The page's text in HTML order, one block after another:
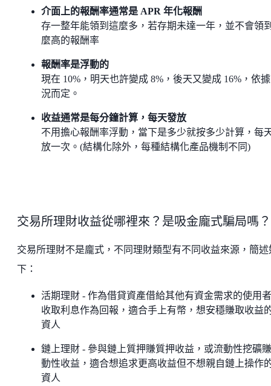
介面上的報酬率通常是 APR 年化報酬
存一整年能領到這麼多，若存期未達一年，並不會領
麼高的報酬率
報酬率是浮動的
現在 10%，明天也許變成 8%，後天又變成 16%，依
況而定。
收益通常是每分鐘計算，每天發放
不用擔心報酬率浮動，當下是多少就按多少計算，每
放一次。(結構化除外，每種結構化產品機制不同)
交易所理財收益從哪裡來？是吸金龐式騙局嗎？
交易所理財不是龐式，不同理財類型有不同收益來源，簡述
下：
活期理財 - 作為借貸資產借給其他有資金需求的使用
收取利息作為回報，適合手上有幣，想安穩賺取收益
資人
鏈上理財 - 參與鏈上質押賺質押收益，或流動性挖礦
動性收益，適合想追求更高收益但不想親自鏈上操作
資人